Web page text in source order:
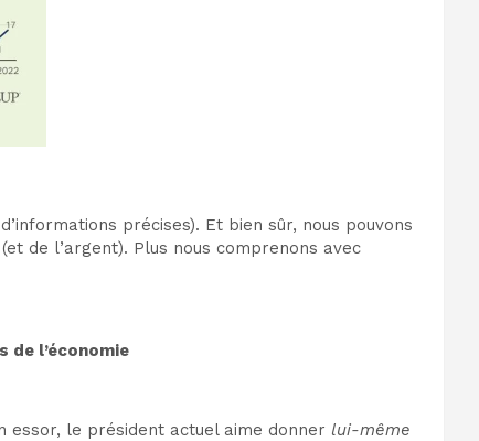
précises). Et bien sûr, nous pouvons
de l’argent). Plus nous comprenons avec
l’économie
le président actuel aime donner lui-même